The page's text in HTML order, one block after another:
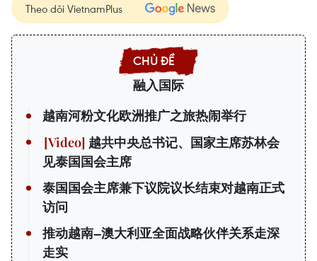
Theo dõi VietnamPlus
融入国际
越南河粉文化欧洲推广之旅热闹举行
越共中央总书记、国家主席苏林会
见泰国国会主席
泰国国会主席兼下议院议长结束对越南正式
访问
推动越南—澳大利亚全面战略伙伴关系走深
走实